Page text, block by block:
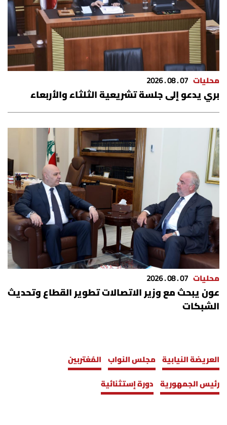
محليات 07 . 08 . 2026
بري يدعو إلى جلسة تشريعية الثلثاء والأربعاء
محليات 07 . 08 . 2026
عون يبحث مع وزير الاتصالات تطوير القطاع وتحديث
الشبكات
العريضة النيابية مجلس النواب المُغتربين
رئيس الجمهورية دورة إستثنائية